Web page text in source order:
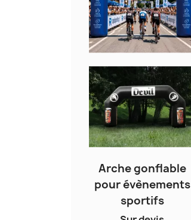
Arche gonflable
pour évènements
sportifs